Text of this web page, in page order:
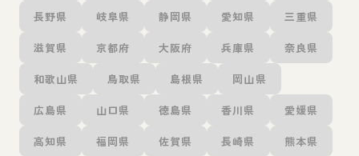
長野県 岐阜県 静岡県 愛知県 三重県
滋賀県 京都府 大阪府 兵庫県 奈良県
和歌山県 鳥取県 島根県 岡山県
広島県 山口県 徳島県 香川県 愛媛県
高知県 福岡県 佐賀県 長崎県 熊本県